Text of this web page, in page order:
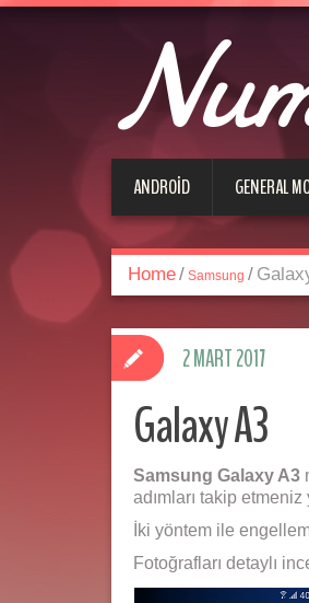
ANDROID GENERAL
Home/ Samsung /
Galaxy A3
Samsung Galaxy A3
adımları takip etmeniz
İki yöntem ile
Fotoğrafları detaylı
2 MART 2017